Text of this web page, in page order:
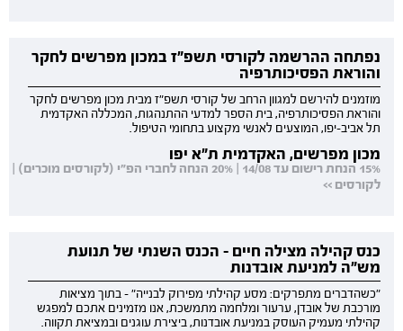
נפתחה ההרשמה לקורסי תשפ"ז במכון מפרשים לחקר
והוראת הפסיכותרפיה
מוזמנים להירשם למגוון הרחב של קורסי תשפ"ז מבית מכון מפרשים לחקר
והוראת הפסיכותרפיה, בית הספר למדעי ההתנהגות, המכללה האקדמית
תל אביב-יפו, המוצעים לאנשי מקצוע בתחומי הטיפול.
מכון מפרשים, האקדמית ת"א יפו
15% הנחת רישום עד 14/08 | 20% הנחה לחברי הפ"י (לקורסים מוכרים) |
לקורסים >>
כנס קהילה מצילה חיים - הכנס השנתי של תנועת
מש"ה למניעת אובדנות
"כשהדברים מתפרקים: מסע קהילתי מפירוק לבנייה" - בתוך מציאות
מורכבת של אובדן, ערעור ומלחמה מתמשכת, אנו מזמינים אתכם למפגש
קהילתי מעמיק העוסק במניעת אובדנות, ביצירת עוגנים ובמציאת תקווה.